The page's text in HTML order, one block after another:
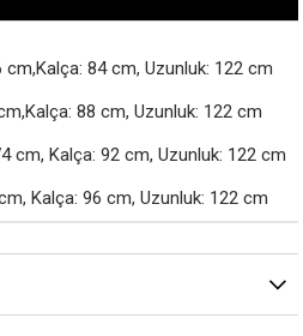
84 cm, Uzunluk: 122 cm
88 cm, Uzunluk: 122 cm
cm, Kalça: 92 cm, Uzunluk: 122 cm
Kalça: 96 cm, Uzunluk: 122 cm